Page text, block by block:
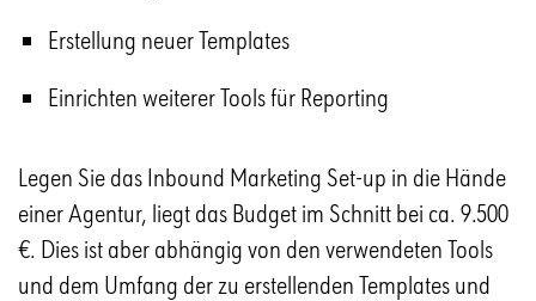
Erstellung neuer Templates
Einrichten weiterer Tools für Reporting
Legen Sie das Inbound Marketing Set-up in die Hände
einer Agentur, liegt das Budget im Schnitt bei ca. 9.500
€. Dies ist aber abhängig von den verwendeten Tools
und dem Umfang der zu erstellenden Templates und